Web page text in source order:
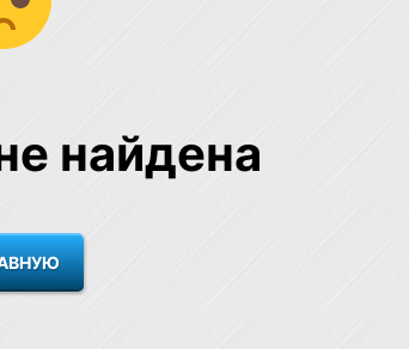
найдена